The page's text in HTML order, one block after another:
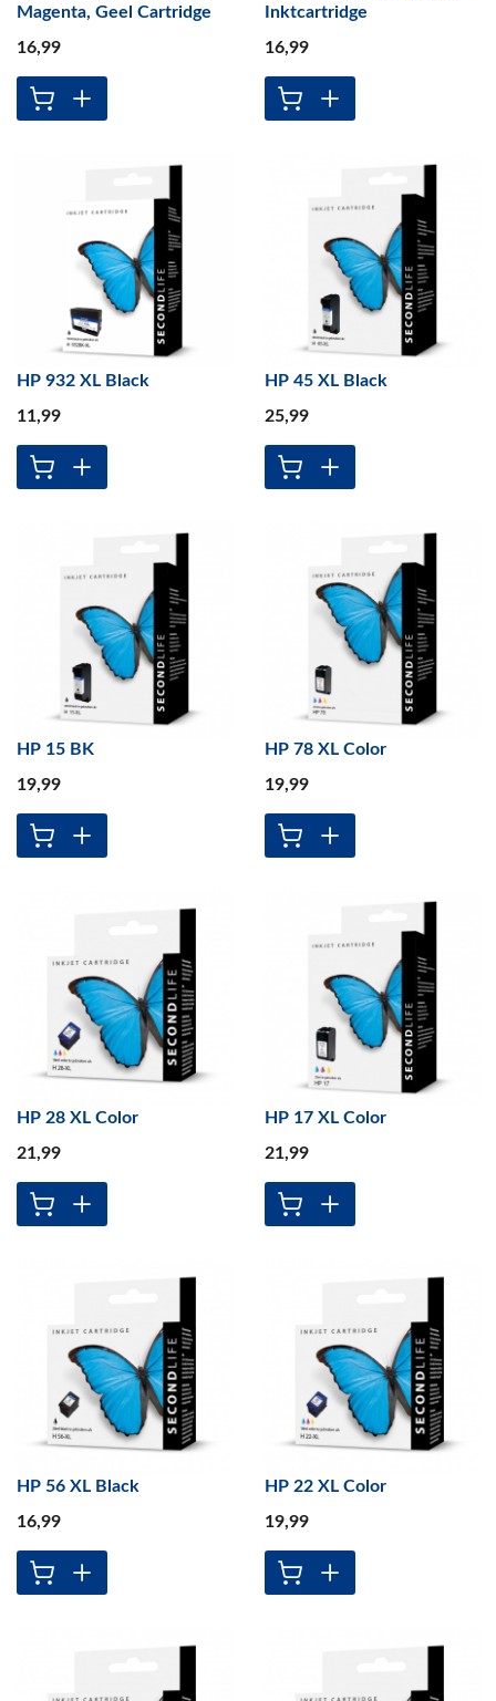
Magenta, Geel Cartridge
16,99
Inktcartridge
16,99
HP 932 XL Black
11,99
HP 45 XL Black
25,99
HP 15 BK
19,99
HP 78 XL Color
19,99
HP 28 XL Color
21,99
HP 17 XL Color
21,99
HP 56 XL Black
16,99
HP 22 XL Color
19,99